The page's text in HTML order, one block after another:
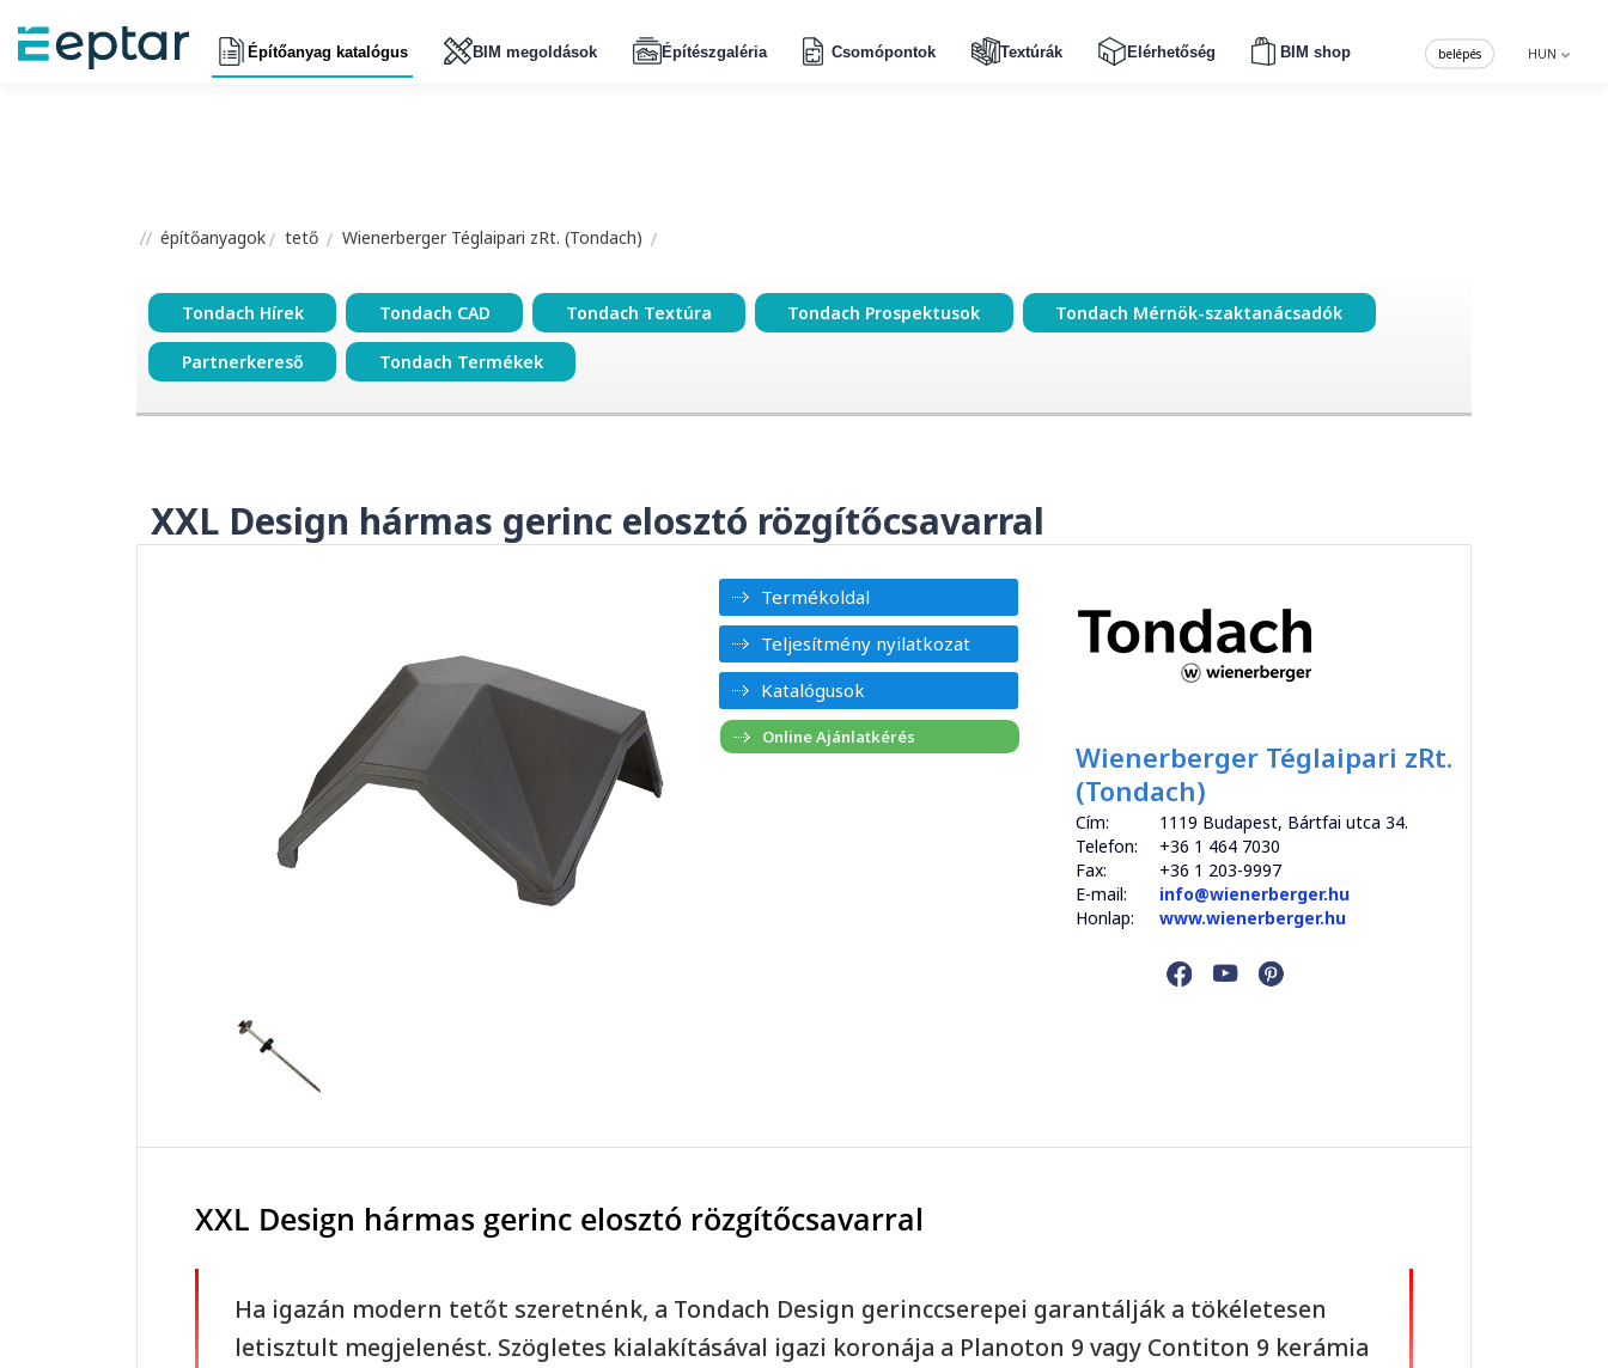
Építőanyag katalógus BIM megoldások Építészgaléria Csomópontok Textúrák Elérhetőség BIM shop HUN
belépés
építőanyagok tető Wienerberger Téglaipari zRt. (Tondach)
Tondach Hírek Tondach CAD Tondach Textúra Tondach Prospektusok Tondach Mérnök-szaktanácsadók
Partnerkereső Tondach Termékek
XXL Design hármas gerinc elosztó rözgítőcsavarral
Termékoldal
Teljesítmény nyilatkozat
Katalógusok
Wienerberger Téglaipari zRt.
(Tondach)
Cím:
1119 Budapest, Bártfai utca 34.
Telefon:
+36 1 464 7030
Fax:
+36 1 203-9997
E-mail:
info@wienerberger.hu
Honlap:
www.wienerberger.hu
XXL Design hármas gerinc elosztó rözgítőcsavarral
Ha igazán modern tetőt szeretnénk, a Tondach Design gerinccserepei garantálják a tökéletesen
letisztult megjelenést. Szögletes kialakításával igazi koronája a Planoton 9 vagy Contiton 9 kerámia